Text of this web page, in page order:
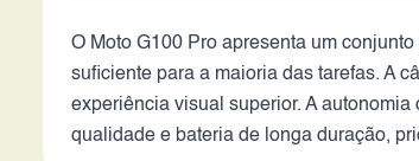
O Moto G100 Pro apresenta um
suficiente para a maioria das tarefas. A
experiência visual superior. A
qualidade e bateria de longa duração,